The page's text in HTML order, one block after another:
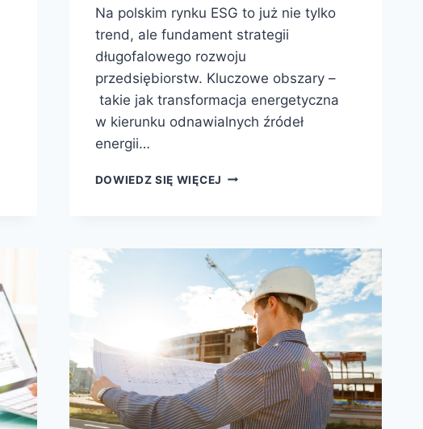
Na polskim rynku ESG to już nie tylko
trend, ale fundament strategii
długofalowego rozwoju
przedsiębiorstw. Kluczowe obszary –
takie jak transformacja energetyczna
w kierunku odnawialnych źródeł
energii…
DOWIEDZ SIĘ WIĘCEJ